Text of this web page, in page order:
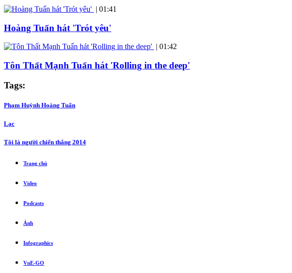
| 01:41
Hoàng Tuấn hát 'Trót yêu'
| 01:42
Tôn Thất Mạnh Tuấn hát 'Rolling in the deep'
Tags:
Phạm Huỳnh Hoàng Tuấn
Lạc
Tôi là người chiến thắng 2014
Trang chủ
Video
Podcasts
Ảnh
Infographics
VnE-GO